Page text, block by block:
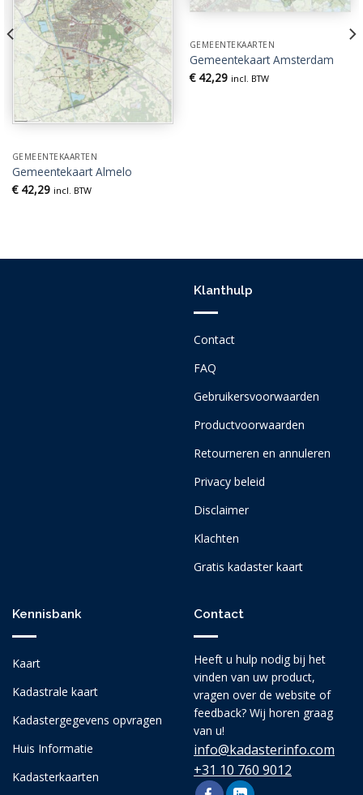
GEMEENTEKAARTEN
Gemeentekaart Almelo
€42,29 incl. BTW
GEMEENTEKAARTEN
Gemeentekaart Amsterdam
€42,29 incl. BTW
Klanthulp
Contact
FAQ
Gebruikersvoorwaarden
Productvoorwaarden
Retourneren en annuleren
Privacy beleid
Disclaimer
Klachten
Gratis kadaster kaart
Kennisbank
Kaart
Kadastrale kaart
Kadastergegevens opvragen
Huis Informatie
Kadasterkaarten
Contact
Heeft u hulp nodig bij het
vinden van uw product,
vragen over de website of
feedback? Wij horen graag
van u!
info@kadasterinfo.com
+31 10 760 9012